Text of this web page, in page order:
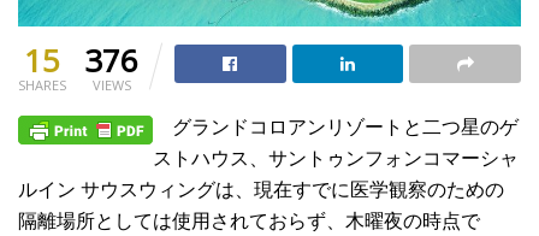
15
SHARES
376
VIEWS
グランドコロアンリゾートと二つ星のゲ
ストハウス、サントゥンフォンコマーシャ
ルイン サウスウィングは、現在すでに医学観察のための
隔離場所としては使用されておらず、木曜夜の時点で